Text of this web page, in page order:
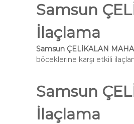
Samsun
İlaçlama
Samsun ÇELİKALAN
böceklerine karşı etkili
Samsun
İlaçlama